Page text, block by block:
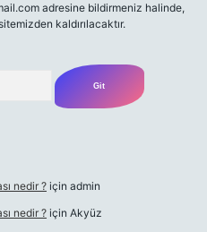
adresine bildirmeniz halinde,
kaldırılacaktır.
nedir ? için admin
nedir ? için Akyüz